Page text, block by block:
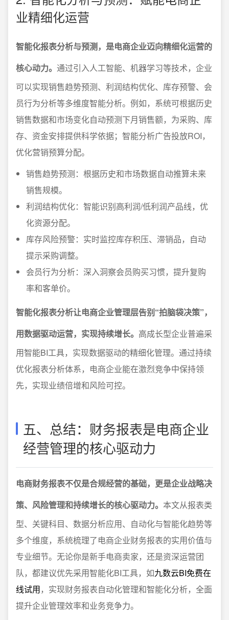
业精细化运营
智能化报表分析与预测，是电商企业迈向精细化运营的
核心动力。 通过引入人工智能、机器学习等技术，企业
可以实现销售趋势预测、利润结构优化、库存预警、会
员行为分析等多维度智能分析。例如，系统可根据历史
销售数据和市场变化自动预测下月销售额，为采购、库
存、资金安排提供科学依据；智能分析广告投放ROI，
优化营销预算分配。
销售趋势预测：根据历史和市场数据自动推算未来
销售规模。
利润结构优化：智能识别高利润/低利润产品线，优
化资源分配。
库存风险预警：实时监控库存积压、滞销品，自动
提示采购调整。
会员行为分析：深入洞察会员购买习惯，提升复购
率和客单价。
智能化报表分析让电商企业管理层告别“拍脑袋决策”，
用数据驱动运营，实现持续增长。 高成长型企业普遍采
用智能BI工具，实现数据驱动的精细化管理。通过持续
优化报表分析体系，电商企业能在激烈竞争中保持领
先，实现业绩倍增和风险可控。
五、总结：财务报表是电商企业
经营管理的核心驱动力
电商财务报表不仅是合规经营的基础，更是企业战略决
策、风险管理和持续增长的核心驱动力。 本文从报表类
型、关键科目、数据分析应用、自动化与智能化趋势等
多个维度，系统梳理了电商企业财务报表的实用价值与
专业细节。无论你是新手电商卖家，还是资深运营团
队，都建议优先采用智能化BI工具，如九数云BI免费在
线试用，实现财务报表自动化管理和智能化分析，全面
提升企业管理效率和业务竞争力。